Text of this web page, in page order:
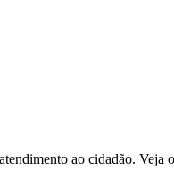
ao cidadão. Veja